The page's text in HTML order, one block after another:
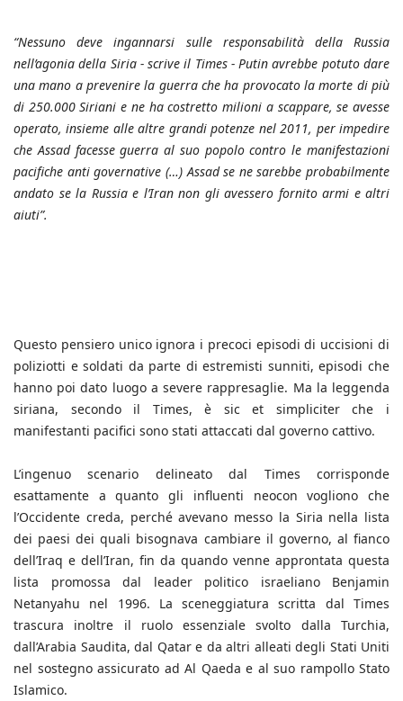
“Nessuno deve ingannarsi sulle responsabilità della Russia
nell’agonia della Siria - scrive il Times - Putin avrebbe potuto dare
una mano a prevenire la guerra che ha provocato la morte di più
di 250.000 Siriani e ne ha costretto milioni a scappare, se avesse
operato, insieme alle altre grandi potenze nel 2011, per impedire
che Assad facesse guerra al suo popolo contro le manifestazioni
pacifiche anti governative (…) Assad se ne sarebbe probabilmente
andato se la Russia e l’Iran non gli avessero fornito armi e altri
aiuti”.
Questo pensiero unico ignora i precoci episodi di uccisioni di
poliziotti e soldati da parte di estremisti sunniti, episodi che
hanno poi dato luogo a severe rappresaglie. Ma la leggenda
siriana, secondo il Times, è sic et simpliciter che i
manifestanti pacifici sono stati attaccati dal governo cattivo.
L’ingenuo scenario delineato dal Times corrisponde
esattamente a quanto gli influenti neocon vogliono che
l’Occidente creda, perché avevano messo la Siria nella lista
dei paesi dei quali bisognava cambiare il governo, al fianco
dell’Iraq e dell’Iran, fin da quando venne approntata questa
lista promossa dal leader politico israeliano Benjamin
Netanyahu nel 1996. La sceneggiatura scritta dal Times
trascura inoltre il ruolo essenziale svolto dalla Turchia,
dall’Arabia Saudita, dal Qatar e da altri alleati degli Stati Uniti
nel sostegno assicurato ad Al Qaeda e al suo rampollo Stato
Islamico.